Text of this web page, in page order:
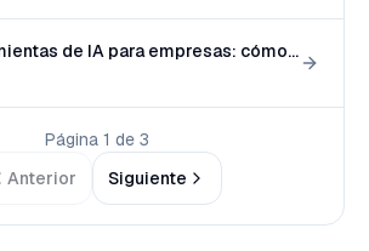
Mejores herramientas de IA para empresas: cómo elegir, no solo acumular
Página 1 de 3
Anterior
Siguiente